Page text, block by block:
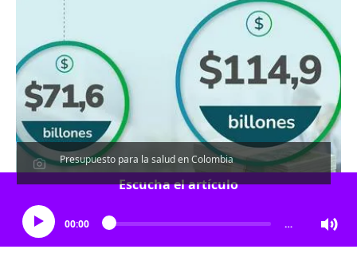
Presupuesto para la salud en Colombia
Escucha el artículo
00:00 …